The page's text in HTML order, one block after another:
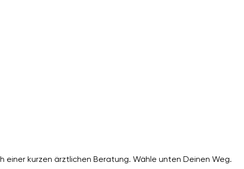
kurzen ärztlichen Beratung. Wähle unten Deinen Weg.